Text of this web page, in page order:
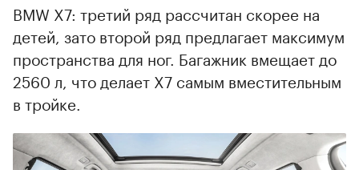
BMW X7: третий ряд рассчитан скорее на
детей, зато второй ряд предлагает максимум
пространства для ног. Багажник вмещает до
2560 л, что делает X7 самым вместительным
в тройке.